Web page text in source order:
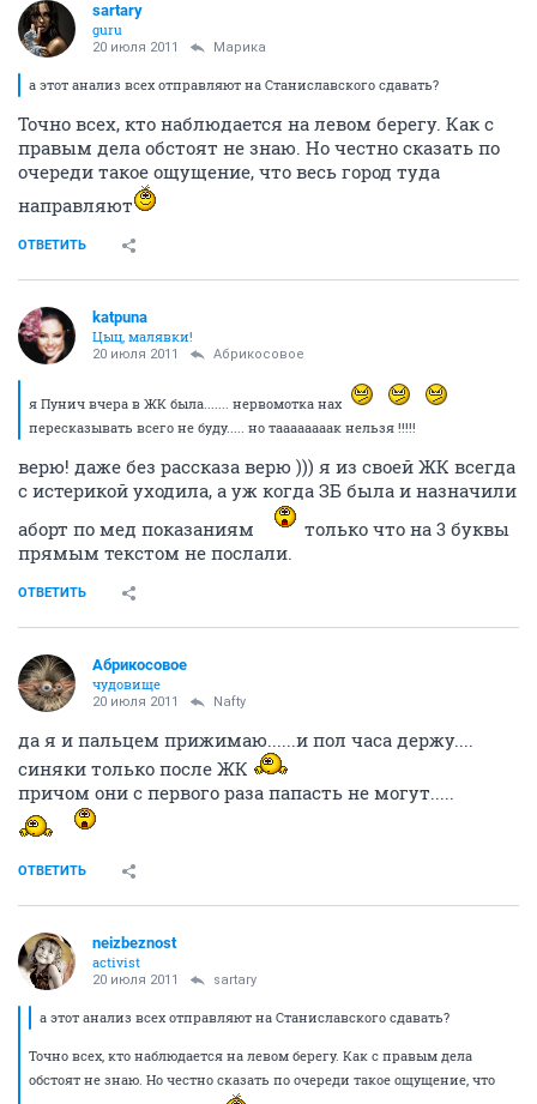
sartary
guru
20 июля 2011 Марика
а этот анализ всех отправляют на Станиславского сдавать?
Точно всех, кто наблюдается на левом берегу. Как с
правым дела обстоят не знаю. Но честно сказать по
очереди такое ощущение, что весь город туда
направляют
ОТВЕТИТЬ
katpuna
Цыц, малявки!
20 июля 2011 Абрикосовое
я Пунич вчера в ЖК была....... нервомотка нах
пересказывать всего не буду..... но таааааааак нельзя !!!!!
верю! даже без рассказа верю ))) я из своей ЖК всегда
с истерикой уходила, а уж когда ЗБ была и назначили
аборт по мед показаниям
только что на 3 буквы
прямым текстом не послали.
ОТВЕТИТЬ
Абрикосовое
чудовище
20 июля 2011 Nafty
да я и пальцем прижимаю......и пол часа держу....
синяки только после ЖК
причом они с первого раза папасть не могут.....
ОТВЕТИТЬ
neizbeznost
activist
20 июля 2011 sartary
а этот анализ всех отправляют на Станиславского сдавать?
Точно всех, кто наблюдается на левом берегу. Как с правым дела
обстоят не знаю. Но честно сказать по очереди такое ощущение, что